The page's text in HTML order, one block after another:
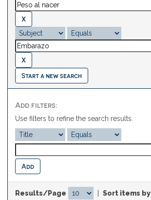
Start a new search
Add filters:
Use filters to refine the search results.
Results/Page
Sort items by